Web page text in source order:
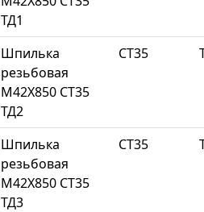
ТД1
Шпилька
резьбовая
М42Х850 СТ35
ТД2
СТ35
Шпилька
резьбовая
М42Х850 СТ35
ТД3
СТ35